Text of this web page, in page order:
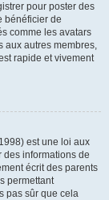
pour poster des
bénéficier de
comme les avatars
aux autres membres,
rapide et vivement
est une loi aux
des informations de
écrit des parents
permettant
pas sûr que cela